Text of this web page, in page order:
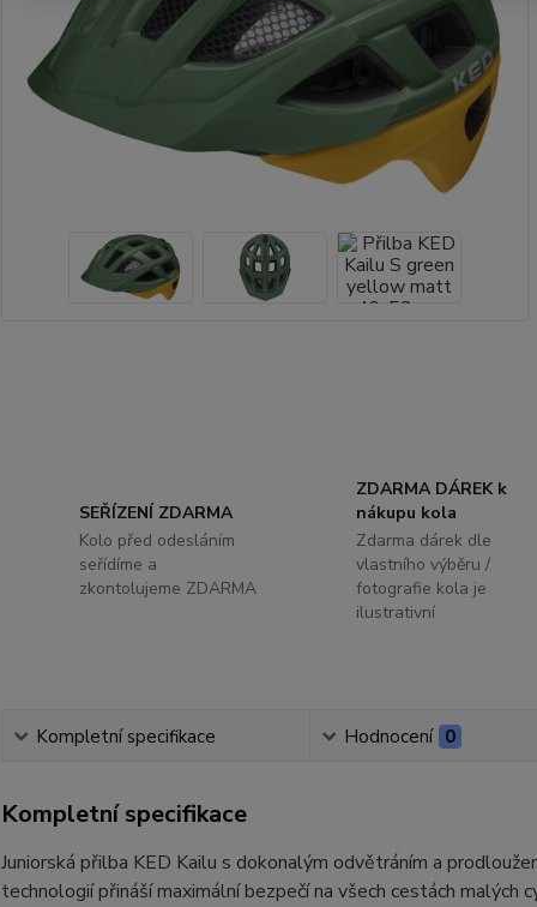
SEŘÍZENÍ ZDARMA
Kolo před odesláním
seřídíme a
zkontolujeme ZDARMA
ZDARMA DÁREK k
nákupu kola
Zdarma dárek dle
vlastního výběru /
fotografie kola je
ilustrativní
Kompletní specifikace Hodnocení 0
Kompletní specifikace
Juniorská přilba KED Kailu s dokonalým odvětráním a
technologií přináší maximální bezpečí na všech cestách malých